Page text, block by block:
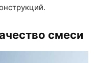
смеси